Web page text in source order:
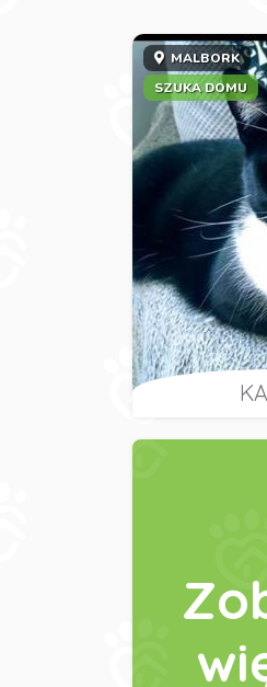
MALBORK
SZUKA DOMU